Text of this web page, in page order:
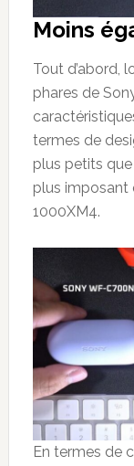
Moins
Tout d’abord,
phares de
termes de
plus petits
plus imposant
1000XM4.
En termes de